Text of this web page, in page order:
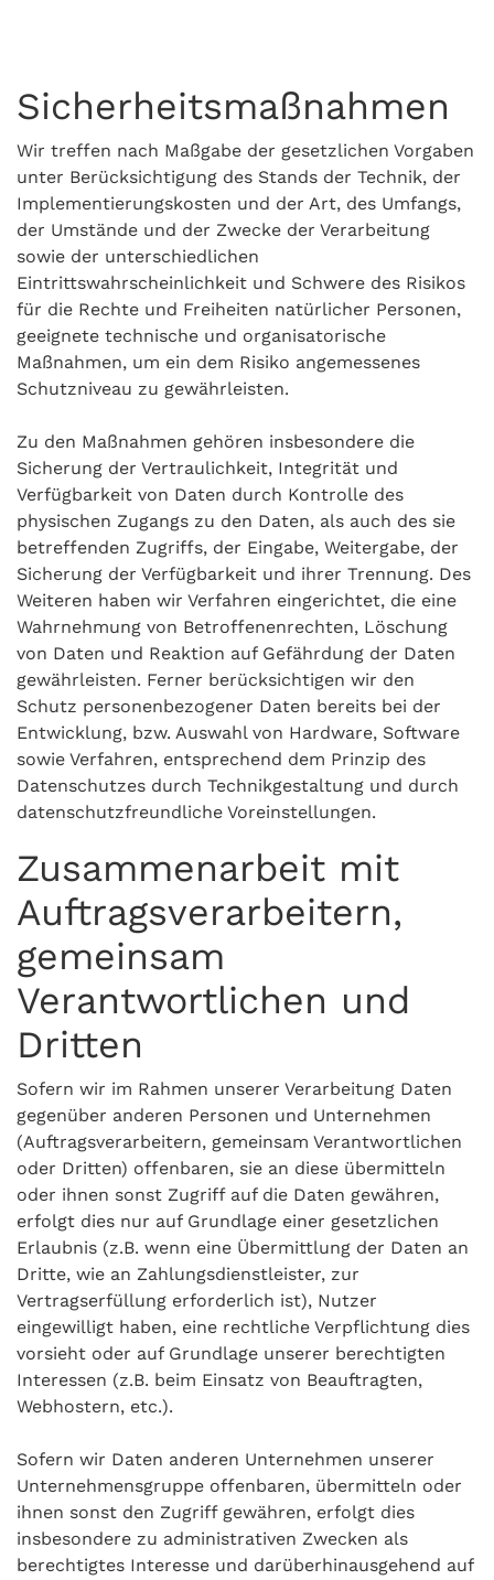
Sicherheitsmaßnahmen
Wir treffen nach Maßgabe der gesetzlichen Vorgaben
unter Berücksichtigung des Stands der Technik, der
Implementierungskosten und der Art, des Umfangs,
der Umstände und der Zwecke der Verarbeitung
sowie der unterschiedlichen
Eintrittswahrscheinlichkeit und Schwere des Risikos
für die Rechte und Freiheiten natürlicher Personen,
geeignete technische und organisatorische
Maßnahmen, um ein dem Risiko angemessenes
Schutzniveau zu gewährleisten.
Zu den Maßnahmen gehören insbesondere die
Sicherung der Vertraulichkeit, Integrität und
Verfügbarkeit von Daten durch Kontrolle des
physischen Zugangs zu den Daten, als auch des sie
betreffenden Zugriffs, der Eingabe, Weitergabe, der
Sicherung der Verfügbarkeit und ihrer Trennung. Des
Weiteren haben wir Verfahren eingerichtet, die eine
Wahrnehmung von Betroffenenrechten, Löschung
von Daten und Reaktion auf Gefährdung der Daten
gewährleisten. Ferner berücksichtigen wir den
Schutz personenbezogener Daten bereits bei der
Entwicklung, bzw. Auswahl von Hardware, Software
sowie Verfahren, entsprechend dem Prinzip des
Datenschutzes durch Technikgestaltung und durch
datenschutzfreundliche Voreinstellungen.
Zusammenarbeit mit
Auftragsverarbeitern,
gemeinsam
Verantwortlichen und
Dritten
Sofern wir im Rahmen unserer Verarbeitung Daten
gegenüber anderen Personen und Unternehmen
(Auftragsverarbeitern, gemeinsam Verantwortlichen
oder Dritten) offenbaren, sie an diese übermitteln
oder ihnen sonst Zugriff auf die Daten gewähren,
erfolgt dies nur auf Grundlage einer gesetzlichen
Erlaubnis (z.B. wenn eine Übermittlung der Daten an
Dritte, wie an Zahlungsdienstleister, zur
Vertragserfüllung erforderlich ist), Nutzer
eingewilligt haben, eine rechtliche Verpflichtung dies
vorsieht oder auf Grundlage unserer berechtigten
Interessen (z.B. beim Einsatz von Beauftragten,
Webhostern, etc.).
Sofern wir Daten anderen Unternehmen unserer
Unternehmensgruppe offenbaren, übermitteln oder
ihnen sonst den Zugriff gewähren, erfolgt dies
insbesondere zu administrativen Zwecken als
berechtigtes Interesse und darüberhinausgehend auf